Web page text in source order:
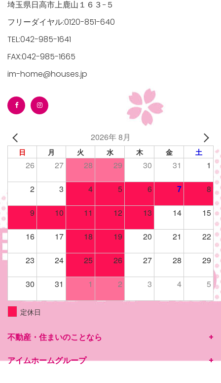
埼玉県日高市上鹿山１６３−５
フリーダイヤル:0120-851-640
TEL:042-985-1641
FAX:042-985-1665
im-home@houses.jp
2026年 8月
日 月 火 水 木 金 土
26 27 28 29 30 31 1
2 3 4 5 6 7 8
9 10 11 12 13 14 15
16 17 18 19 20 21 22
23 24 25 26 27 28 29
30 31 1 2 3 4 5
定休日
不動産・住まいのことなら
アイムホームグループ